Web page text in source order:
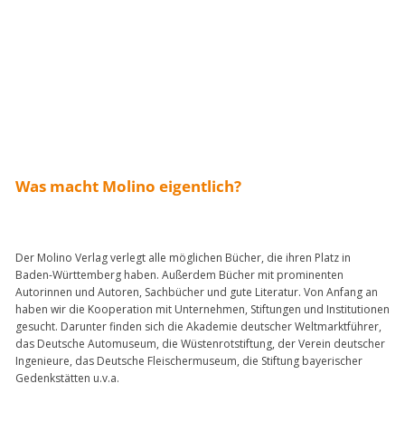
Was macht Molino eigentlich?
Der Molino Verlag verlegt alle möglichen Bücher, die ihren Platz in
Baden-Württemberg haben. Außerdem Bücher mit prominenten
Autorinnen und Autoren, Sachbücher und gute Literatur. Von Anfang an
haben wir die Kooperation mit Unternehmen, Stiftungen und Institutionen
gesucht. Darunter finden sich die Akademie deutscher Weltmarktführer,
das Deutsche Automuseum, die Wüstenrotstiftung, der Verein deutscher
Ingenieure, das Deutsche Fleischermuseum, die Stiftung bayerischer
Gedenkstätten u.v.a.